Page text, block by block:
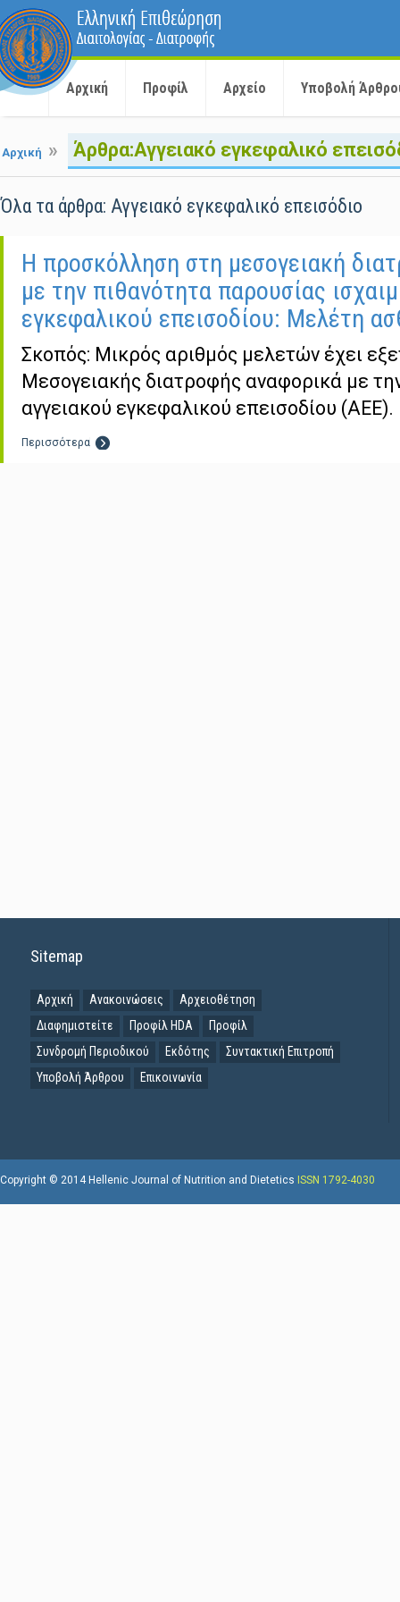
Αρχική Προφίλ Αρχείο Υποβολή
Αρχική » Άρθρα:Αγγειακό εγκεφαλικό
Όλα τα άρθρα: Αγγειακό εγκεφαλικό επεισόδιο
Η προσκόλληση στη μεσογειακή
με την πιθανότητα παρουσίας
εγκεφαλικού επεισοδίου: Μελέτη
Σκοπός: Μικρός αριθμός μελετών έχει
Μεσογειακής διατροφής αναφορικά με
αγγειακού εγκεφαλικού επεισοδίου (ΑΕΕ).
Περισσότερα
Sitemap
Αρχική Ανακοινώσεις
Αρχειοθέτηση
Διαφημιστείτε
Προφίλ HDA
Προφίλ
Συνδρομή Περιοδικού
Εκδότης
Συντακτική Επιτροπή
Υποβολή Άρθρου
Επικοινωνία
Copyright © 2014 Hellenic Journal of Nutrition and Dietetics ISSN 1792-4030